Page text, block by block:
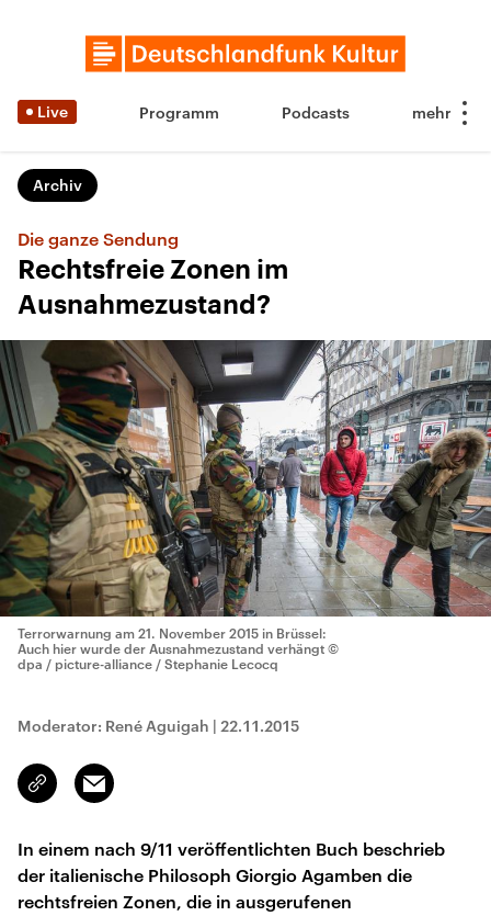
Live Programm Podcasts
Archiv
Die ganze Sendung
Rechtsfreie Zonen im
Ausnahmezustand?
Terrorwarnung am 21. November 2015 in Brüssel:
Auch hier wurde der Ausnahmezustand verhängt ©
dpa / picture-alliance / Stephanie Lecocq
Moderator: René Aguigah | 22.11.2015
Link
kopieren/teilen
Email
In einem nach 9/11 veröffentlichten Buch beschrieb
der italienische Philosoph Giorgio Agamben die
rechtsfreien Zonen, die in ausgerufenen